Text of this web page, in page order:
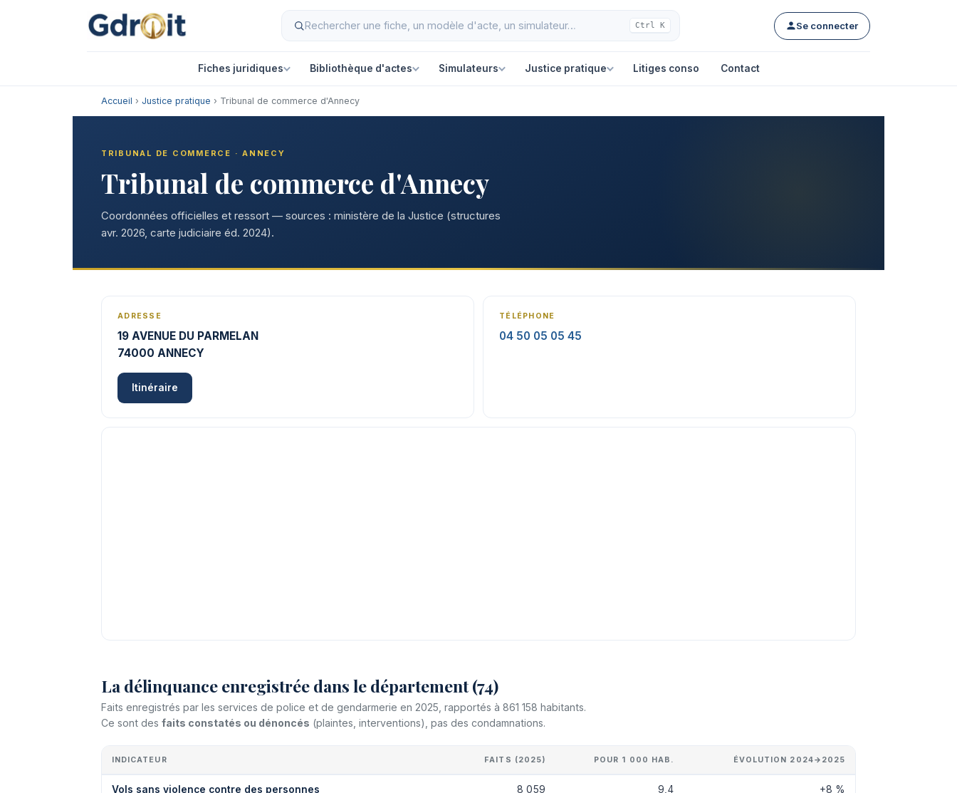
Ctrl K Se connecter
Fiches juridiques Bibliothèque d'actes Simulateurs Justice pratique Litiges conso Contact
Accueil › Justice pratique › Tribunal de commerce d'Annecy
TRIBUNAL DE COMMERCE · ANNECY
Tribunal de commerce d'Annecy
Coordonnées officielles et ressort — sources : ministère de la Justice (structures
avr. 2026, carte judiciaire éd. 2024).
ADRESSE
19 AVENUE DU PARMELAN
74000 ANNECY
Itinéraire
TÉLÉPHONE
04 50 05 05 45
La délinquance enregistrée dans le département (74)
Faits enregistrés par les services de police et de gendarmerie en 2025, rapportés à 861 158 habitants.
Ce sont des faits constatés ou dénoncés (plaintes, interventions), pas des condamnations.
INDICATEUR FAITS (2025) POUR 1 000 HAB. ÉVOLUTION 2024→2025
Vols sans violence contre des personnes 8 059 9,4 +8 %